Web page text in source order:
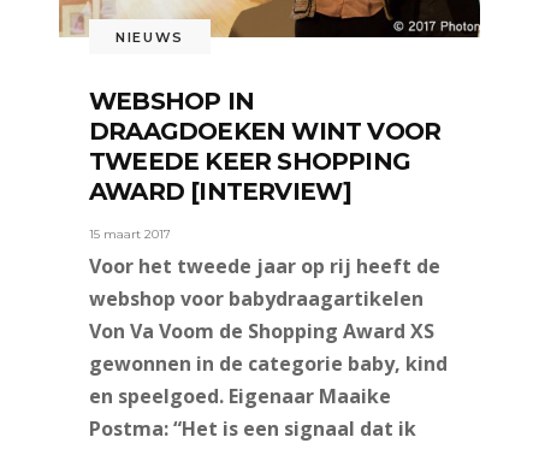
NIEUWS
WEBSHOP IN
DRAAGDOEKEN WINT VOOR
TWEEDE KEER SHOPPING
AWARD [INTERVIEW]
15 maart 2017
Voor het tweede jaar op rij heeft de
webshop voor babydraagartikelen
Von Va Voom de Shopping Award XS
gewonnen in de categorie baby, kind
en speelgoed. Eigenaar Maaike
Postma: “Het is een signaal dat ik